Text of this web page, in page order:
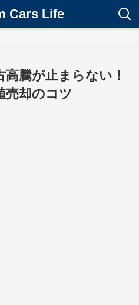
Cars Life
騰が止まらない！
売却のコツ